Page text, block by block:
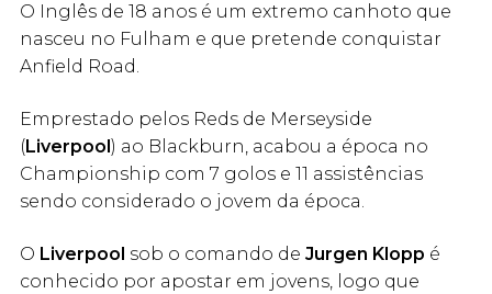
O Inglês de 18 anos é um extremo canhoto que
nasceu no Fulham e que pretende conquistar
Anfield Road.
Emprestado pelos Reds de Merseyside
(Liverpool) ao Blackburn, acabou a época no
Championship com 7 golos e 11 assistências
sendo considerado o jovem da época.
O Liverpool sob o comando de Jurgen Klopp é
conhecido por apostar em jovens, logo que